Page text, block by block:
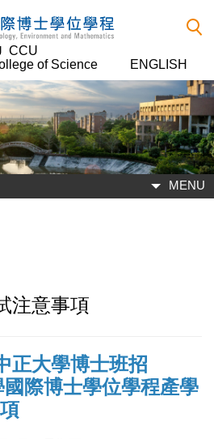
CCU
of Science
ENGLISH
MENU
注意事項
正大學博士班招
際博士學位學程產學